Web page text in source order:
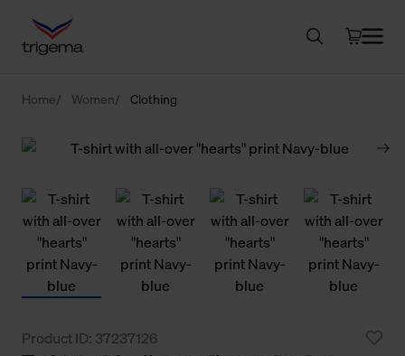
Home Women Clothing
Product ID: 37237126